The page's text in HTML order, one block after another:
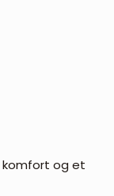
komfort og et